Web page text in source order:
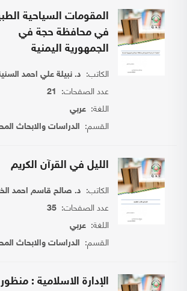
المقومات السياحية
في محافظة حجة في
الجمهورية اليمنية
الكاتب: د. نبيلة علي احمد
عدد الصفحات: 21
اللغة:عربي
القسم: الدراسات والابحاث
الليل في القرآن الكريم
الكاتب: د. صالح قاسم احمد
عدد الصفحات:35
اللغة:عربي
القسم: الدراسات والابحاث
الإدارة الاسلامية : منظور